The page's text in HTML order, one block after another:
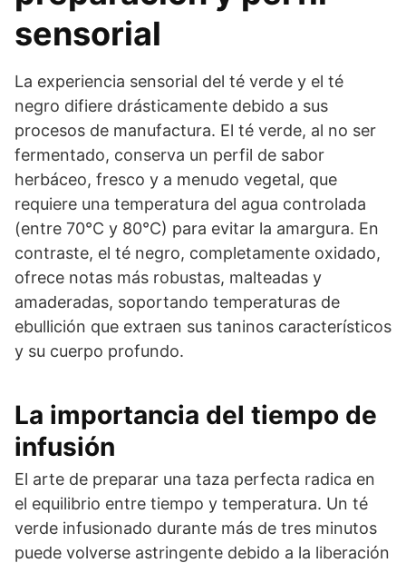
sensorial
La experiencia sensorial del té verde y el té
negro difiere drásticamente debido a sus
procesos de manufactura. El té verde, al no ser
fermentado, conserva un perfil de sabor
herbáceo, fresco y a menudo vegetal, que
requiere una temperatura del agua controlada
(entre 70°C y 80°C) para evitar la amargura. En
contraste, el té negro, completamente oxidado,
ofrece notas más robustas, malteadas y
amaderadas, soportando temperaturas de
ebullición que extraen sus taninos característicos
y su cuerpo profundo.
La importancia del tiempo de
infusión
El arte de preparar una taza perfecta radica en
el equilibrio entre tiempo y temperatura. Un té
verde infusionado durante más de tres minutos
puede volverse astringente debido a la liberación